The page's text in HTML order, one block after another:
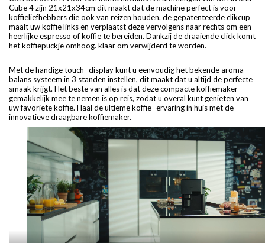
Cube 4 zijn 21x21x34cm dit maakt dat de machine perfect is voor
koffieliefhebbers die ook van reizen houden. de gepatenteerde clikcup
maalt uw koffie links en verplaatst deze vervolgens naar rechts om een
heerlijke espresso of koffie te bereiden. Dankzij de draaiende click komt
het koffiepuckje omhoog. klaar om verwijderd te worden.
Met de handige touch- display kunt u eenvoudig het bekende aroma
balans systeem in 3 standen instellen, dit maakt dat u altijd de perfecte
smaak krijgt. Het beste van alles is dat deze compacte koffiemaker
gemakkelijk mee te nemen is op reis, zodat u overal kunt genieten van
uw favoriete koffie. Haal de ultieme koffie- ervaring in huis met de
innovatieve draagbare koffiemaker.